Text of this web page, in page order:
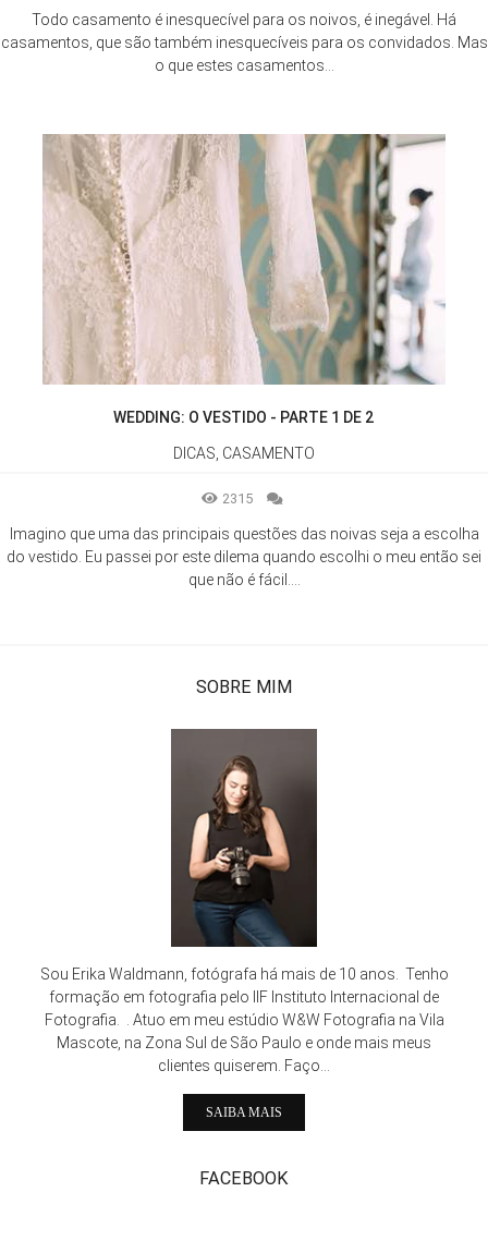
Todo casamento é inesquecível para os noivos, é inegável. Há
casamentos, que são também inesquecíveis para os convidados. Mas
o que estes casamentos...
WEDDING: O VESTIDO - PARTE 1 DE 2
DICAS, CASAMENTO
2315
Imagino que uma das principais questões das noivas seja a escolha
do vestido. Eu passei por este dilema quando escolhi o meu então sei
que não é fácil....
SOBRE MIM
Sou Erika Waldmann, fotógrafa há mais de 10 anos. Tenho
formação em fotografia pelo IIF Instituto Internacional de
Fotografia. . Atuo em meu estúdio W&W Fotografia na Vila
Mascote, na Zona Sul de São Paulo e onde mais meus
clientes quiserem. Faço...
SAIBA MAIS
FACEBOOK